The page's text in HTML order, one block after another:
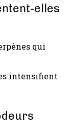
elles
qui
intensifient